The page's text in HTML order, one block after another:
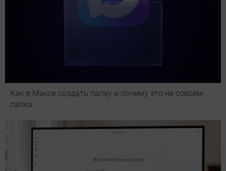
Как в Максе создать папку и почему это не совсем
папка